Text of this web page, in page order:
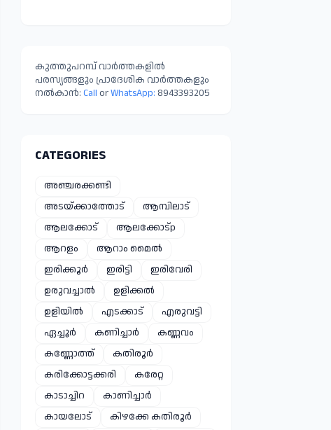
കുത്തുപറമ്പ് വാർത്തകളിൽ
പരസ്യങ്ങളും പ്രാദേശിക വാർത്തകളും
നൽകാൻ: Call orWhatsApp: 8943393205
CATEGORIES
അഞ്ചരക്കണ്ടി
അടയ്ക്കാത്തോട്
ആമ്പിലാട്
ആലക്കോട്
ആലക്കോട്p
ആറളം
ആറാം മൈൽ
ഇരിക്കൂർ
ഇരിട്ടി
ഇരിവേരി
ഉരുവച്ചാൽ
ഉളിക്കൽ
ഉളിയിൽ
എടക്കാട്
എരുവട്ടി
ഏച്ചൂർ
കണിച്ചാർ
കണ്ണവം
കണ്ണോത്ത്
കതിരൂർ
കരിക്കോട്ടക്കരി
കരേറ്റ
കാടാച്ചിറ
കാണിച്ചാർ
കായലോട്
കിഴക്കേ കതിരൂർ